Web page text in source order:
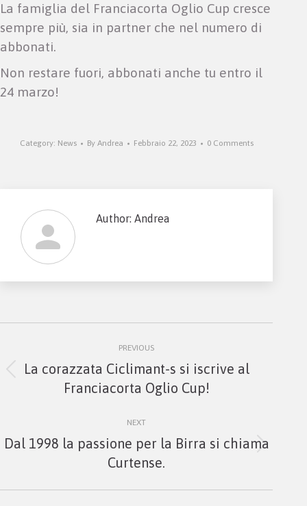
La famiglia del Franciacorta Oglio Cup cresce
sempre più, sia in partner che nel numero di
abbonati.
Non restare fuori, abbonati anche tu entro il
24 marzo!
Category: News By Andrea Febbraio 22, 2023 0 Comments
Author: Andrea
navigation
PREVIOUS
Previous
post:
La corazzata Ciclimant-s si iscrive al
Franciacorta Oglio Cup!
NEXT
Next
post:
Dal 1998 la passione per la Birra si chiama
Curtense.